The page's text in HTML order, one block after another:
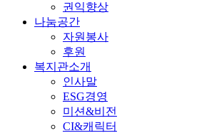
권익향상
나눔공간
자원봉사
후원
복지관소개
인사말
ESG경영
미션&비전
CI&캐릭터